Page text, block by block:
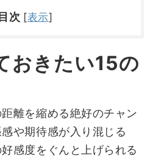
目次 [表示]
おきたい15の
離を縮める絶好のチャン
や期待感が入り混じる
感度をぐんと上げられる